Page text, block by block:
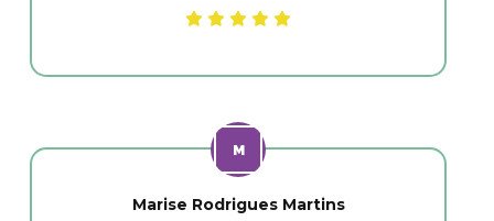
Marise Rodrigues Martins